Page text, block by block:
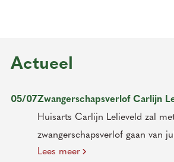
Actueel
05/07Zwangerschapsverlof Carlijn
Huisarts Carlijn Lelieveld zal
zwangerschapsverlof gaan van
Lees meer